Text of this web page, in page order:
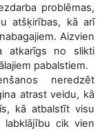
problēmas,
atšķirības, kā arī
Aizvien
atkarīgs no slikti
pabalstiem.
neredzēt
atrast veidu, kā
kā atbalstīt visu
labklājību cik vien